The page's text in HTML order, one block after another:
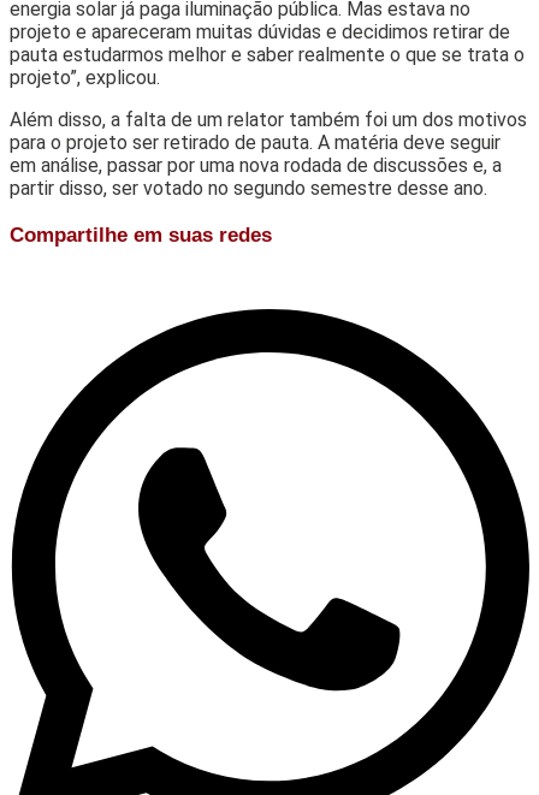
energia solar já paga iluminação pública. Mas estava no
projeto e apareceram muitas dúvidas e decidimos retirar de
pauta estudarmos melhor e saber realmente o que se trata o
projeto”, explicou.
Além disso, a falta de um relator também foi um dos motivos
para o projeto ser retirado de pauta. A matéria deve seguir
em análise, passar por uma nova rodada de discussões e, a
partir disso, ser votado no segundo semestre desse ano.
Compartilhe em suas redes